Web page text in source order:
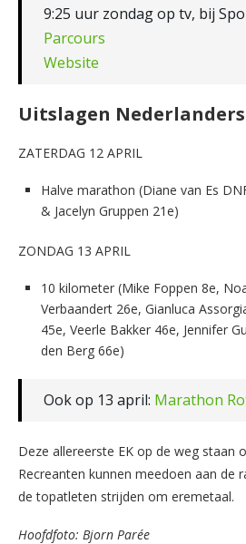
9:25 uur zondag op tv, bij
Parcours
Website
Uitslagen Nederlanders
ZATERDAG 12 APRIL
Halve marathon (Diane van Es
& Jacelyn Gruppen 21e)
ZONDAG 13 APRIL
10 kilometer (Mike Foppen 8e,
Verbaandert 26e, Gianluca
45e, Veerle Bakker 46e, Jennifer
den Berg 66e)
Ook op 13 april: Marathon
Deze allereerste EK op de weg staan
Recreanten kunnen meedoen aan de
de topatleten strijden om eremetaal.
Hoofdfoto: Bjorn Parée